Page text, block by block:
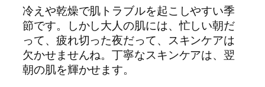
冷えや乾燥で肌トラブルを起こしやすい季
節です。しかし大人の肌には、忙しい朝だ
って、疲れ切った夜だって、スキンケアは
欠かせませんね。丁寧なスキンケアは、翌
朝の肌を輝かせます。